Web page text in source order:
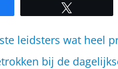
leidsters wat heel
bij de